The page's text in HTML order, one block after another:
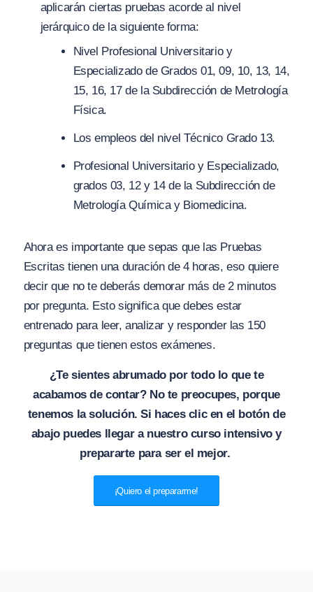
aplicarán ciertas pruebas acorde al nivel
jerárquico de la siguiente forma:
Nivel Profesional Universitario y
Especializado de Grados 01, 09, 10, 13, 14,
15, 16, 17 de la Subdirección de Metrología
Física.
Los empleos del nivel Técnico Grado 13.
Profesional Universitario y Especializado,
grados 03, 12 y 14 de la Subdirección de
Metrología Química y Biomedicina.
Ahora es importante que sepas que las Pruebas
Escritas tienen una duración de 4 horas, eso quiere
decir que no te deberás demorar más de 2 minutos
por pregunta. Esto significa que debes estar
entrenado para leer, analizar y responder las 150
preguntas que tienen estos exámenes.
¿Te sientes abrumado por todo lo que te
acabamos de contar? No te preocupes, porque
tenemos la solución. Si haces clic en el botón de
abajo puedes llegar a nuestro curso intensivo y
prepararte para ser el mejor.
¡Quiero el prepararme!